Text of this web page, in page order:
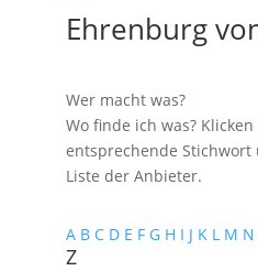
Ehrenburg
Wer macht was?
Wo finde ich was?
entsprechende Stichwort
Liste der Anbieter.
A B C D E F G H I J K L M N
Z